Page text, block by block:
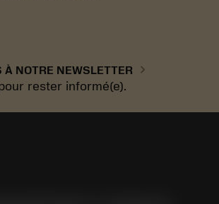
À NOTRE NEWSLETTER chevron_right
rester informé(e).